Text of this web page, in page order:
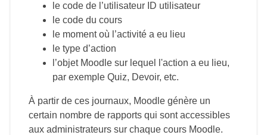
le code de l’utilisateur ID utilisateur
le code du cours
le moment où l’activité a eu lieu
le type d’action
l’objet Moodle sur lequel l'action a eu lieu,
par exemple Quiz, Devoir, etc.
À partir de ces journaux, Moodle génère un
certain nombre de rapports qui sont accessibles
aux administrateurs sur chaque cours Moodle.